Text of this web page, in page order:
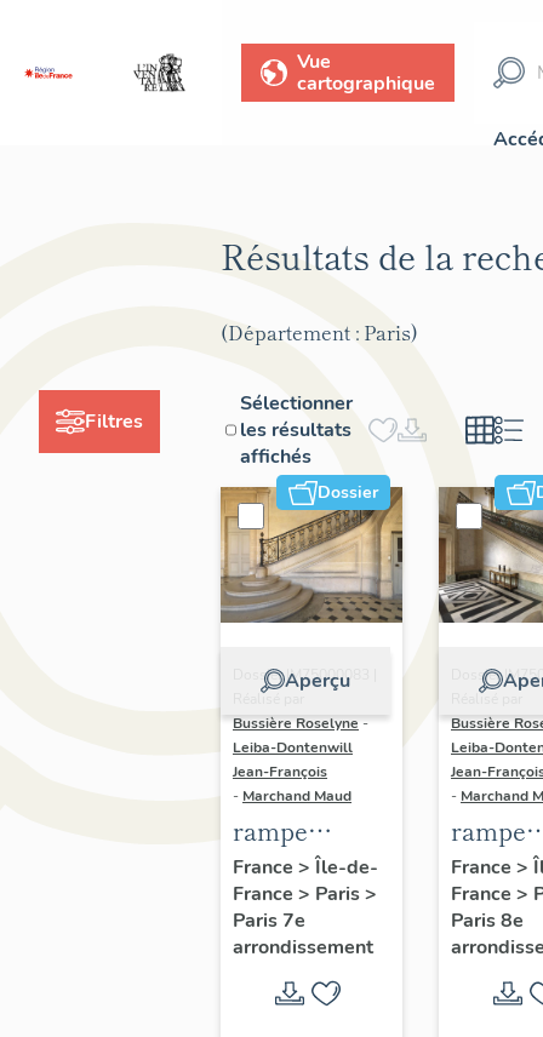
Vue
cartographique
Filtres
Résultats de la
(Département : Paris)
Sélectionner
les résultats
affichés
Dossier
Aperçu
Dossier IM75000083 |
Réalisé par
Bussière Roselyne-
Leiba-Dontenwill
Jean-François
- Marchand Maud
rampe
d'appui,
escalier de l'
hôtel du
actuellement
France > Île-de-
France > Paris>
Paris 7e
arrondissement
Dossier
Réalisé par
Bussière
Leiba-
Jean-
- Marchand
rampe
d'appui,
grand
garde
France >
France >
Paris 8e